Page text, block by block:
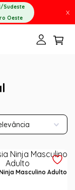
Sudeste
Oeste
X
Masculino Adulto